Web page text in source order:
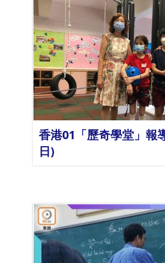
香港01「歷奇學堂」報
日)
詳情